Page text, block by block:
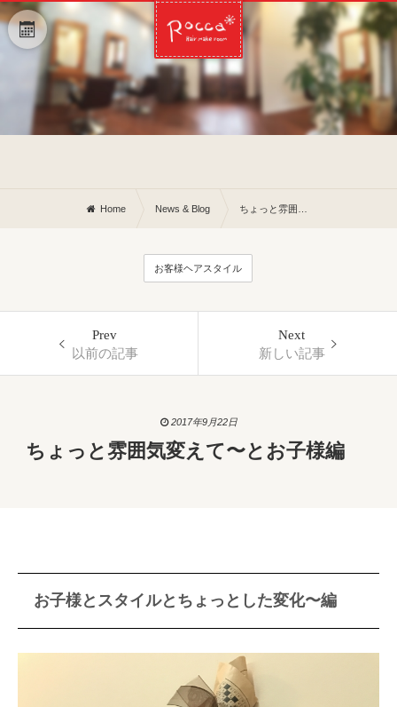
Home News & Blog ちょっと雰囲気変えて〜とお子様編
お客様ヘアスタイル
Prev
以前の記事
Next
新しい記事
2017年9月22日
ちょっと雰囲気変えて〜とお子様編
お子様とスタイルとちょっとした変化〜編